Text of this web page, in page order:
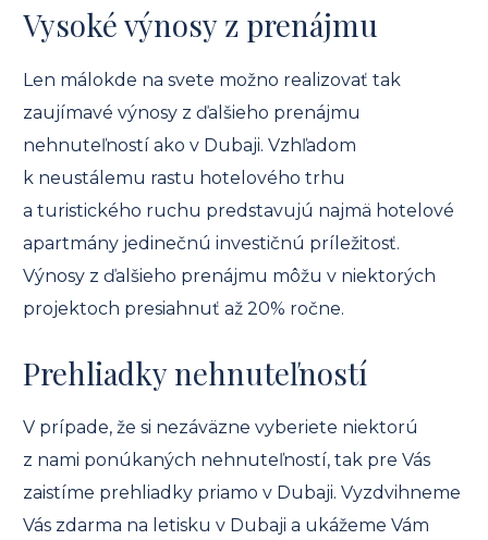
Vysoké výnosy z prenájmu
Len málokde na svete možno realizovať tak
zaujímavé výnosy z ďalšieho prenájmu
nehnuteľností ako v Dubaji. Vzhľadom
k neustálemu rastu hotelového trhu
a turistického ruchu predstavujú najmä hotelové
apartmány jedinečnú investičnú príležitosť.
Výnosy z ďalšieho prenájmu môžu v niektorých
projektoch presiahnuť až 20% ročne.
Prehliadky nehnuteľností
V prípade, že si nezáväzne vyberiete niektorú
z nami ponúkaných nehnuteľností, tak pre Vás
zaistíme prehliadky priamo v Dubaji. Vyzdvihneme
Vás zdarma na letisku v Dubaji a ukážeme Vám